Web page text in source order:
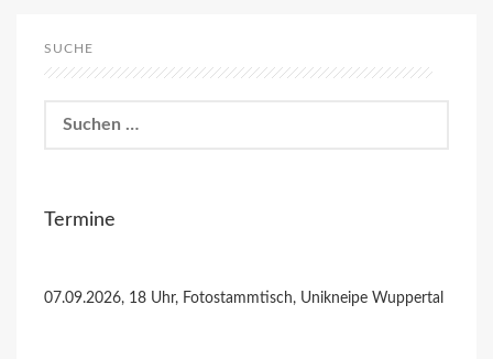
SUCHE
nach:
Termine
07.09.2026, 18 Uhr, Fotostammtisch, Unikneipe Wuppertal